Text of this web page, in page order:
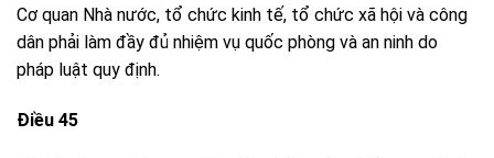
Cơ quan Nhà nước, tổ chức kinh tế, tổ chức xã hội và công
dân phải làm đầy đủ nhiệm vụ quốc phòng và an ninh do
pháp luật quy định.
Điều 45